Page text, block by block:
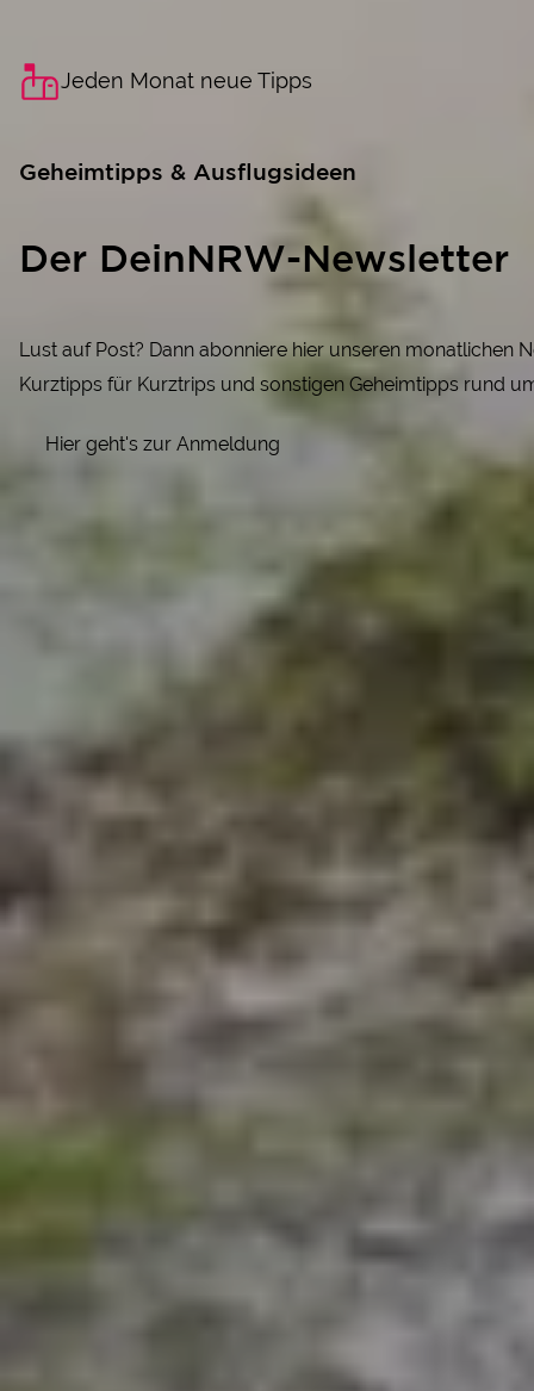
Jeden Monat neue Tipps
Geheimtipps & Ausflugsideen
Der DeinNRW-Newsletter
Lust auf Post? Dann abonniere hier unseren monatlichen
Kurztipps für Kurztrips und sonstigen Geheimtipps rund
Hier geht's zur Anmeldung